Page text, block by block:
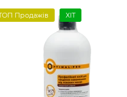
Продажів ХІТ